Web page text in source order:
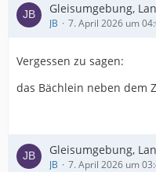
Gleisumgebung,
JB 7. April 2026 um
Vergessen zu sagen:
das Bächlein neben dem
Gleisumgebung,
JB 7. April 2026 um